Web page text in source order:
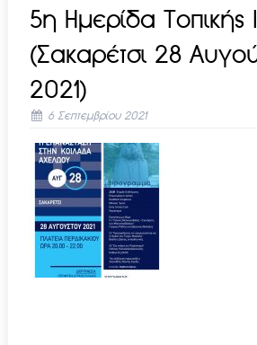
5η Ημερίδα Τοπικής
(Σακαρέτσι 28
2021)
6 Σεπτεμβρίου 2021